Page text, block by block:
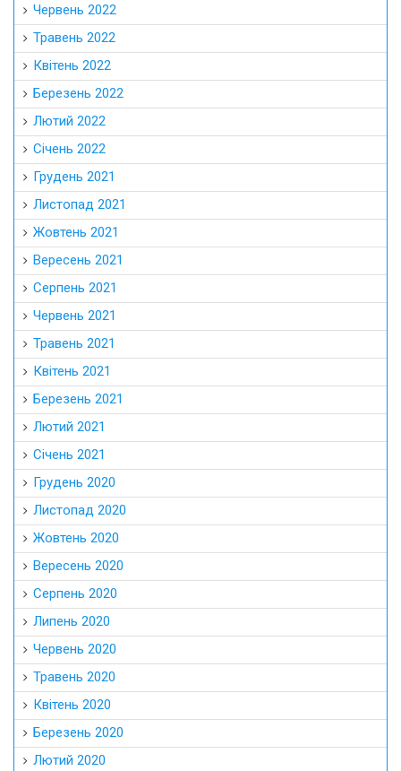
Червень 2022
Травень 2022
Квітень 2022
Березень 2022
Лютий 2022
Січень 2022
Грудень 2021
Листопад 2021
Жовтень 2021
Вересень 2021
Серпень 2021
Червень 2021
Травень 2021
Квітень 2021
Березень 2021
Лютий 2021
Січень 2021
Грудень 2020
Листопад 2020
Жовтень 2020
Вересень 2020
Серпень 2020
Липень 2020
Червень 2020
Травень 2020
Квітень 2020
Березень 2020
Лютий 2020